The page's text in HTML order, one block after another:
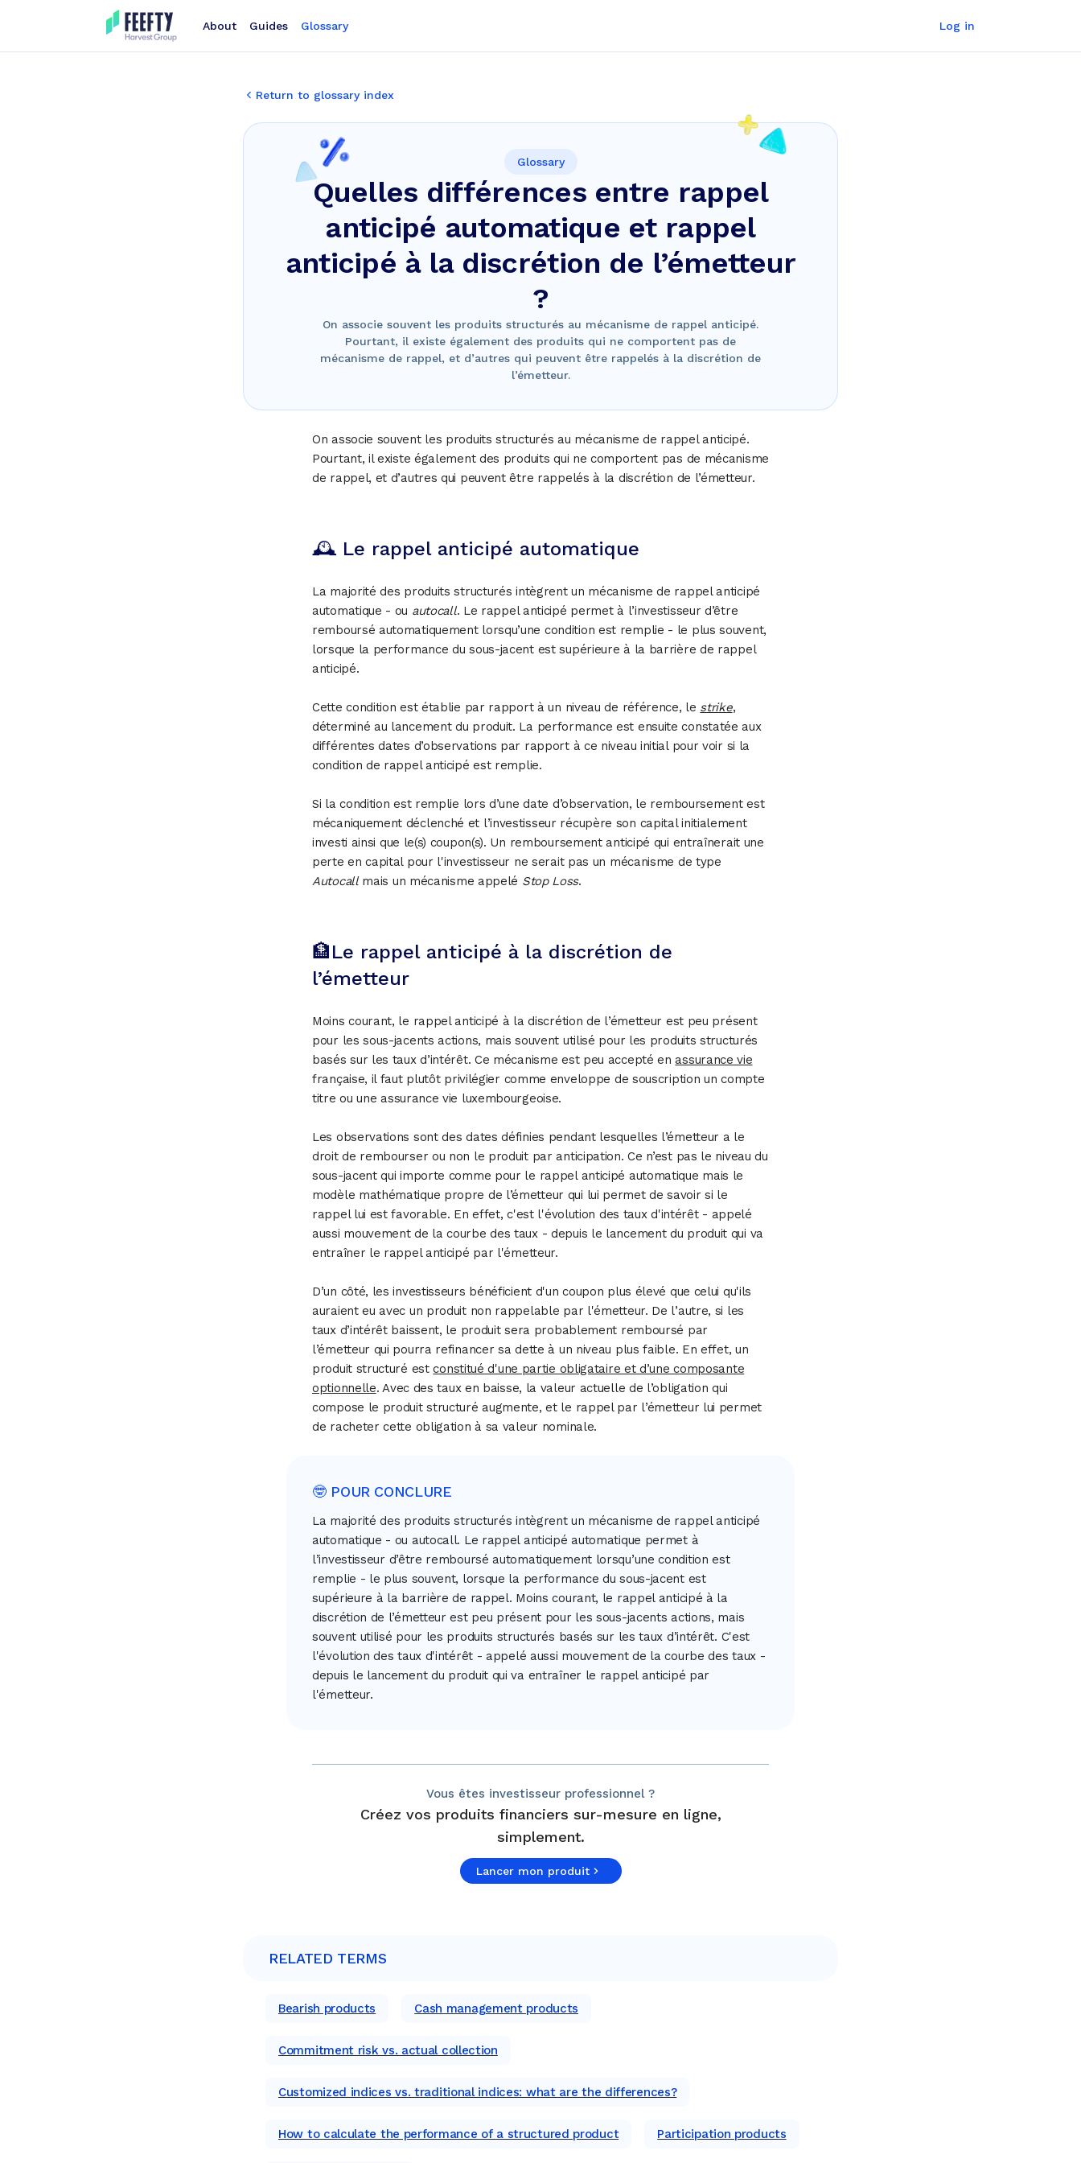
About Guides Glossary Log in
Return to glossary index
Glossary
Quelles différences entre rappel
anticipé automatique et rappel
anticipé à la discrétion de l’émetteur
?
On associe souvent les produits structurés au mécanisme de rappel anticipé.
Pourtant, il existe également des produits qui ne comportent pas de
mécanisme de rappel, et d’autres qui peuvent être rappelés à la discrétion de
l’émetteur.
On associe souvent les produits structurés au mécanisme de rappel anticipé.
Pourtant, il existe également des produits qui ne comportent pas de mécanisme
de rappel, et d’autres qui peuvent être rappelés à la discrétion de l’émetteur.
🕰 Le rappel anticipé automatique
La majorité des produits structurés intègrent un mécanisme de rappel anticipé
automatique - ou autocall. Le rappel anticipé permet à l’investisseur d’être
remboursé automatiquement lorsqu’une condition est remplie - le plus souvent,
lorsque la performance du sous-jacent est supérieure à la barrière de rappel
anticipé.
Cette condition est établie par rapport à un niveau de référence, le strike,
déterminé au lancement du produit. La performance est ensuite constatée aux
différentes dates d’observations par rapport à ce niveau initial pour voir si la
condition de rappel anticipé est remplie.
Si la condition est remplie lors d’une date d’observation, le remboursement est
mécaniquement déclenché et l’investisseur récupère son capital initialement
investi ainsi que le(s) coupon(s). Un remboursement anticipé qui entraînerait une
perte en capital pour l'investisseur ne serait pas un mécanisme de type
Autocallmais un mécanisme appelé Stop Loss.
🏦Le rappel anticipé à la discrétion de
l’émetteur
Moins courant, le rappel anticipé à la discrétion de l’émetteur est peu présent
pour les sous-jacents actions, mais souvent utilisé pour les produits structurés
basés sur les taux d’intérêt. Ce mécanisme est peu accepté enassurance vie
française, il faut plutôt privilégier comme enveloppe de souscription un compte
titre ou une assurance vie luxembourgeoise.
Les observations sont des dates définies pendant lesquelles l’émetteur a le
droit de rembourser ou non le produit par anticipation. Ce n’est pas le niveau du
sous-jacent qui importe comme pour le rappel anticipé automatique mais le
modèle mathématique propre de l’émetteur qui lui permet de savoir si le
rappel lui est favorable. En effet, c'est l'évolution des taux d'intérêt - appelé
aussi mouvement de la courbe des taux - depuis le lancement du produit qui va
entraîner le rappel anticipé par l'émetteur.
D’un côté, les investisseurs bénéficient d'un coupon plus élevé que celui qu'ils
auraient eu avec un produit non rappelable par l'émetteur. De l’autre, si les
taux d’intérêt baissent, le produit sera probablement remboursé par
l’émetteur qui pourra refinancer sa dette à un niveau plus faible. En effet, un
produit structuré estconstitué d'une partie obligataire et d’une composante
optionnelle. Avec des taux en baisse, la valeur actuelle de l’obligation qui
compose le produit structuré augmente, et le rappel par l’émetteur lui permet
de racheter cette obligation à sa valeur nominale.
🤓 POUR CONCLURE
La majorité des produits structurés intègrent un mécanisme de rappel anticipé
automatique - ou autocall. Le rappel anticipé automatique permet à
l’investisseur d’être remboursé automatiquement lorsqu’une condition est
remplie - le plus souvent, lorsque la performance du sous-jacent est
supérieure à la barrière de rappel. Moins courant, le rappel anticipé à la
discrétion de l’émetteur est peu présent pour les sous-jacents actions, mais
souvent utilisé pour les produits structurés basés sur les taux d’intérêt. C'est
l'évolution des taux d'intérêt - appelé aussi mouvement de la courbe des taux -
depuis le lancement du produit qui va entraîner le rappel anticipé par
l'émetteur.
Vous êtes investisseur professionnel ?
Créez vos produits financiers sur-mesure en ligne,
simplement.
Lancer mon produit
RELATED TERMS
Bearish products Cash management products
Commitment risk vs. actual collection
Customized indices vs. traditional indices: what are the differences?
How to calculate the performance of a structured product Participation products